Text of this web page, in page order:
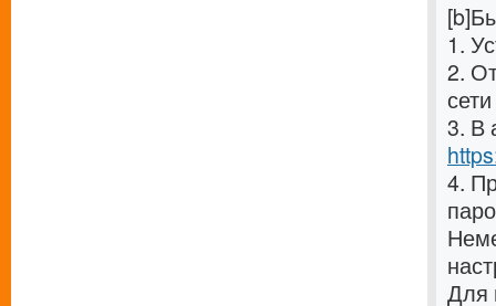
1.
2.
3. В
4.
Для